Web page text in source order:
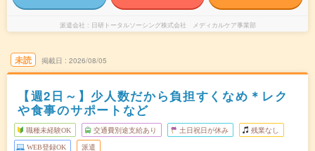
派遣会社 日研トータルソーシング株式会社 メディカルケア事業部
未読 掲載日 2026/08/05
【週2日～】少人数だから負担すくなめ＊レク
や食事のサポートなど
職種未経験OK 交通費別途支給あり 土日祝日が休み 残業なし
WEB登録OK 派遣